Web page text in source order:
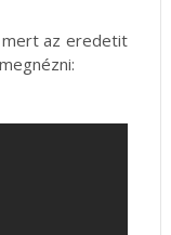
mert az eredetit